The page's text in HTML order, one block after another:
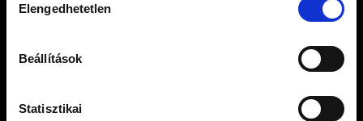
kiválasztása
Elengedhetetlen
Beállítások
Statisztikai
WEBSHOP
Matcha Kiegészítők
Japán Szálas Teák
minden héten hozzuk a 3 legjobb matchareceptet